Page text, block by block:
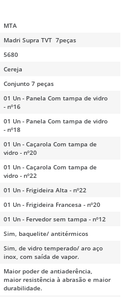
MTA
Madri Supra TVT 7peças
5680
Cereja
Conjunto 7 peças
01 Un - Panela Com tampa de vidro
- nº16
01 Un - Panela Com tampa de vidro
- nº18
01 Un - Caçarola Com tampa de
vidro - nº20
01 Un - Caçarola Com tampa de
vidro - nº22
01 Un - Frigideira Alta - nº22
01 Un - Frigideira Francesa - nº20
01 Un - Fervedor sem tampa - nº12
Sim, baquelite/ antitérmicos
Sim, de vidro temperado/ aro aço
inox, com saída de vapor.
Maior poder de antiaderência,
maior resistência à abrasão e maior
durabilidade.